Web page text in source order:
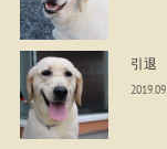
引退